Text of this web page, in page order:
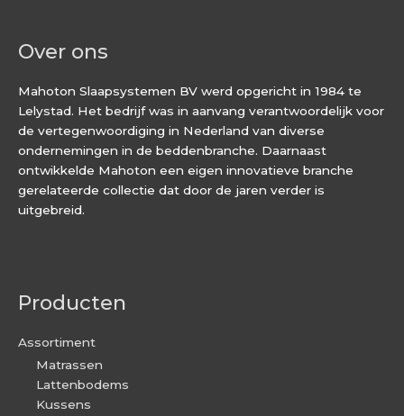
Over ons
Mahoton Slaapsystemen BV werd opgericht in 1984 te
Lelystad. Het bedrijf was in aanvang verantwoordelijk voor
de vertegenwoordiging in Nederland van diverse
ondernemingen in de beddenbranche. Daarnaast
ontwikkelde Mahoton een eigen innovatieve branche
gerelateerde collectie dat door de jaren verder is
uitgebreid.
Producten
Assortiment
Matrassen
Lattenbodems
Kussens